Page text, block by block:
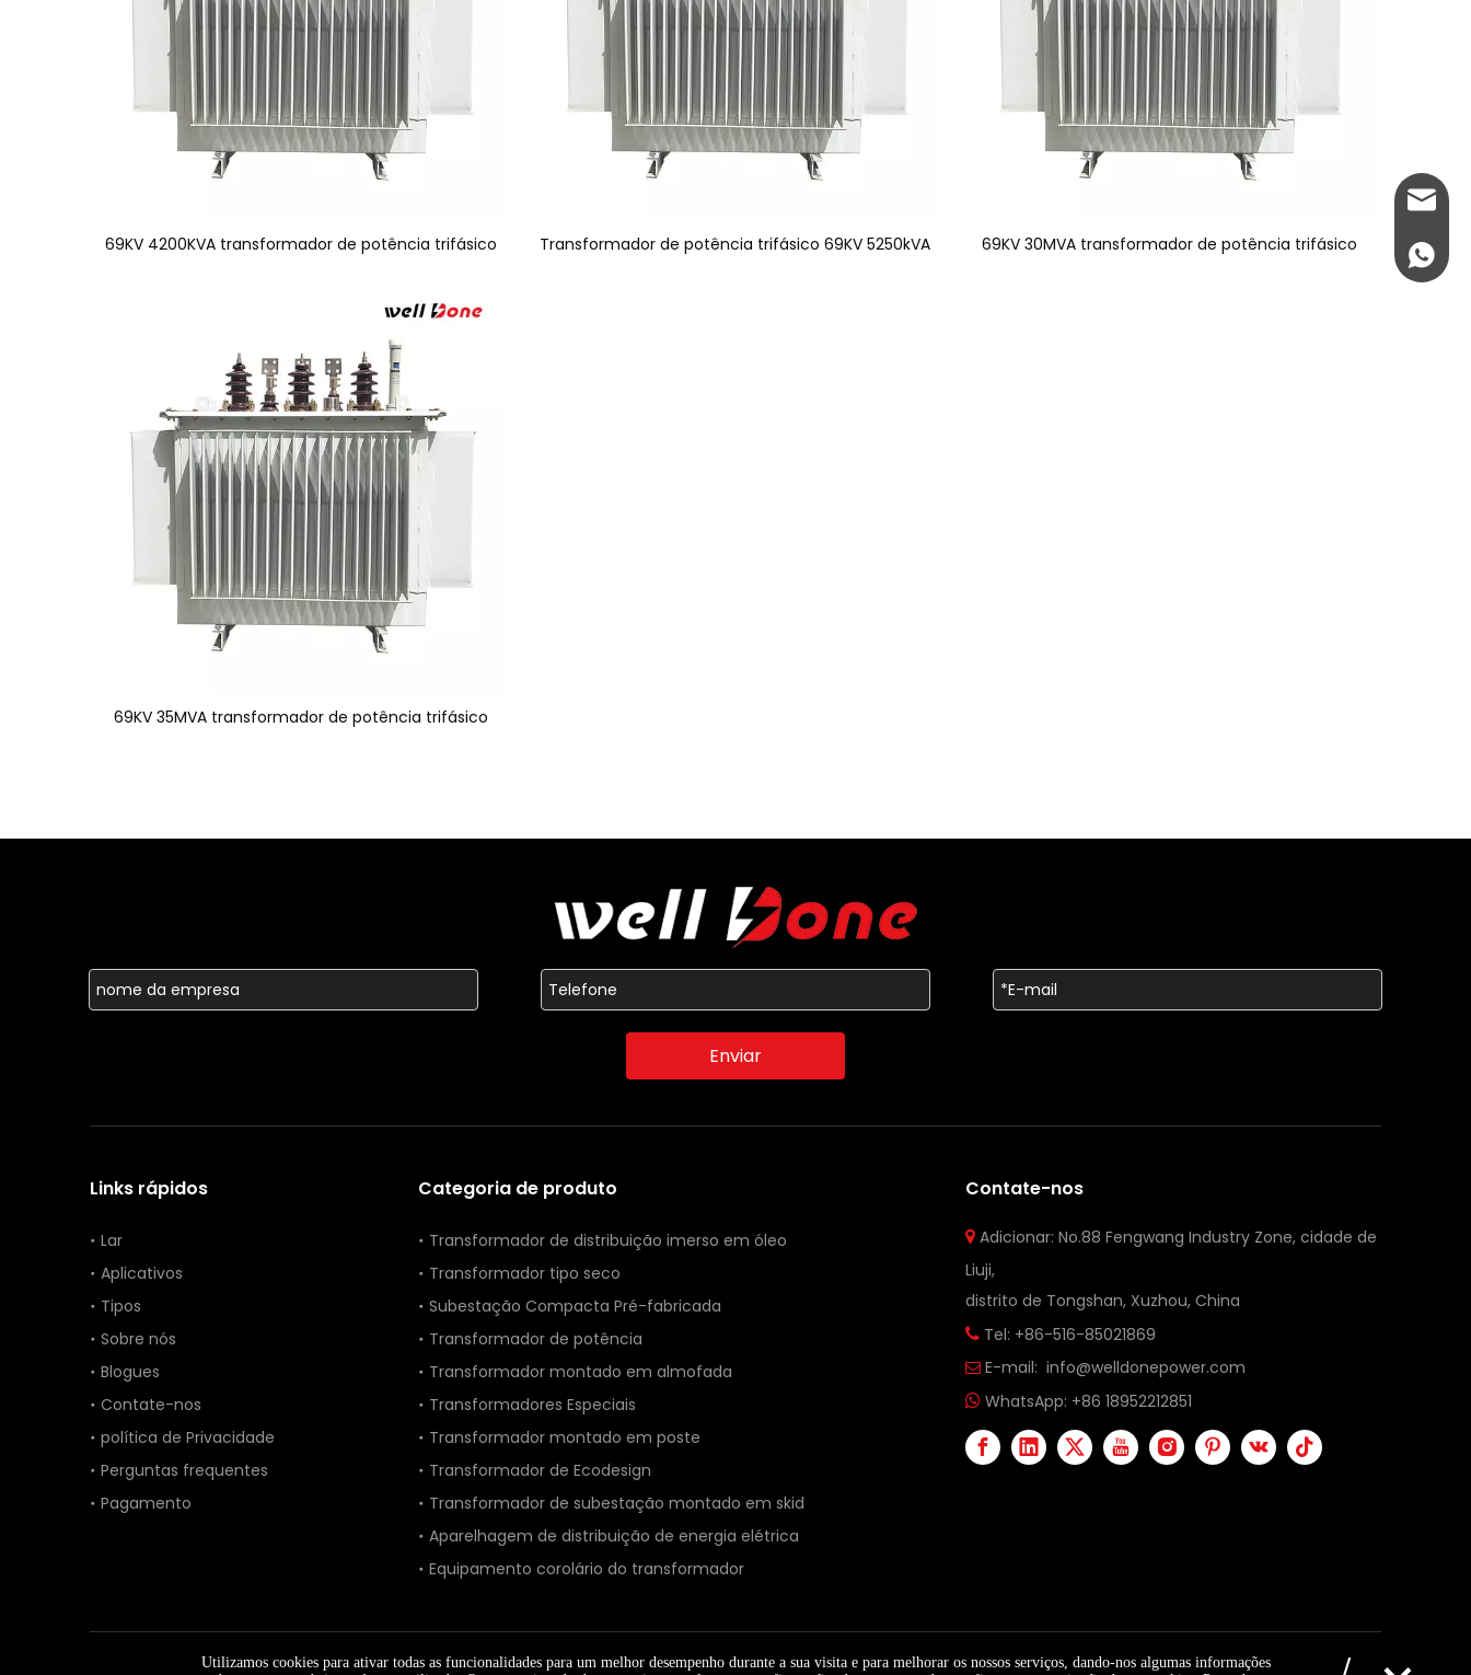
69KV 4200KVA transformador de potência trifásico Transformador de potência trifásico 69KV 5250kVA 69KV 30MVA transformador de potência trifásico
69KV 35MVA transformador de potência trifásico
Enviar
Links rápidos
Lar
Aplicativos
Tipos
Sobre nós
Blogues
Contate-nos
política de Privacidade
Perguntas frequentes
Pagamento
Categoria de produto
Transformador de distribuição imerso em óleo
Transformador tipo seco
Subestação Compacta Pré-fabricada
Transformador de potência
Transformador montado em almofada
Transformadores Especiais
Transformador montado em poste
Transformador de Ecodesign
Transformador de subestação montado em skid
Aparelhagem de distribuição de energia elétrica
Equipamento corolário do transformador
Contate-nos
 Adicionar: No.88 Fengwang Industry Zone, cidade de
Liuji,
distrito de Tongshan, Xuzhou, China
 Tel: +86-516-85021869
 E-mail: info@welldonepower.com
 WhatsApp: +86 18952212851
+86
Utilizamos cookies para ativar todas as funcionalidades para um melhor desempenho durante a sua visita e para melhorar os nossos serviços, dando-nos algumas informações